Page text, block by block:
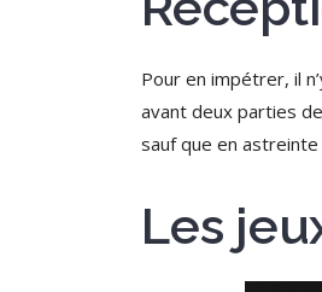
Pour en impétrer, il
avant deux parties
sauf que en
Les